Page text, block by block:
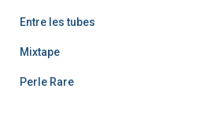
Entre les tubes
Mixtape
Perle Rare